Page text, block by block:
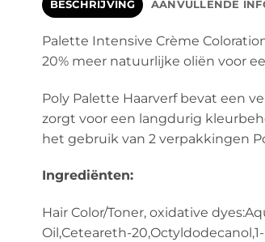
BESCHRIJVING AANVULLENDE
Palette Intensive Crème
20% meer natuurlijke oliën voor
Poly Palette Haarverf bevat een
zorgt voor een langdurig
het gebruik van 2 verpakkingen
Ingrediënten:
Hair Color/Toner, oxidative
Oil,Ceteareth-